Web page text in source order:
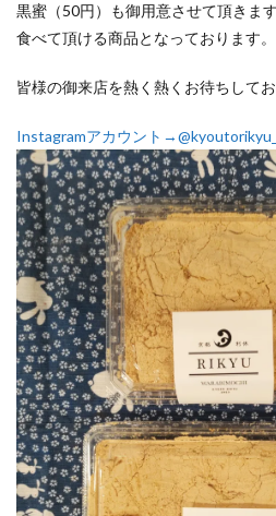
黒蜜（50円）も御用意させて頂きま
食べて頂ける商品となっております。
皆様の御来店を熱く熱くお待ちしてお
Instagramアカウント